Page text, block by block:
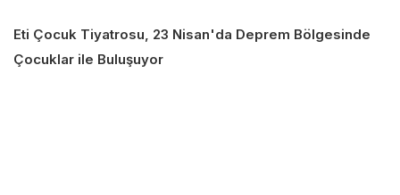
Eti Çocuk Tiyatrosu, 23 Nisan'da Deprem Bölgesinde
Çocuklar ile Buluşuyor